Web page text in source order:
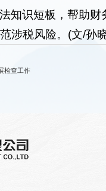
知识短板，帮助
涉税风险。(文/孙晓
检查工作